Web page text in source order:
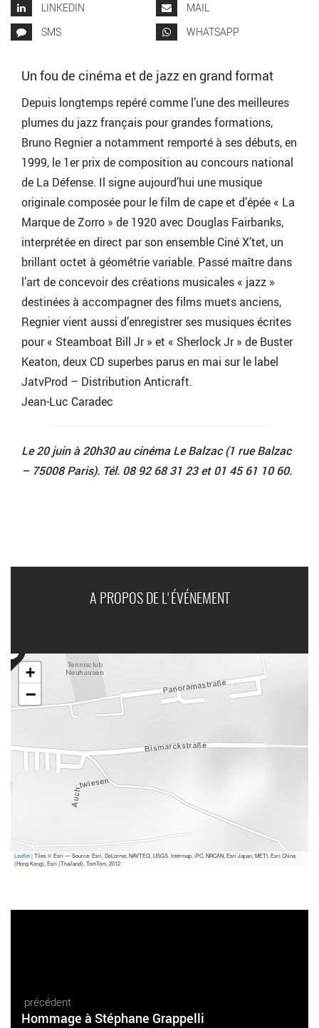
LINKEDIN
MAIL
SMS
WHATSAPP
Un fou de cinéma et de jazz en grand format
Depuis longtemps repéré comme l’une des meilleures
plumes du jazz français pour grandes formations,
Bruno Regnier a notamment remporté à ses débuts, en
1999, le 1er prix de composition au concours national
de La Défense. Il signe aujourd’hui une musique
originale composée pour le film de cape et d’épée « La
Marque de Zorro » de 1920 avec Douglas Fairbanks,
interprétée en direct par son ensemble Ciné X’tet, un
brillant octet à géométrie variable. Passé maître dans
l’art de concevoir des créations musicales « jazz »
destinées à accompagner des films muets anciens,
Regnier vient aussi d’enregistrer ses musiques écrites
pour « Steamboat Bill Jr » et « Sherlock Jr » de Buster
Keaton, deux CD superbes parus en mai sur le label
JatvProd – Distribution Anticraft.
Jean-Luc Caradec
Le 20 juin à 20h30 au cinéma Le Balzac (1 rue Balzac
– 75008 Paris). Tél. 08 92 68 31 23 et 01 45 61 10 60.
A PROPOS DE L'ÉVÉNEMENT
+
−
Leaflet| Tiles © Esri — Source: Esri, DeLorme, NAVTEQ, USGS, Intermap, iPC, NRCAN, Esri Japan, METI, Esri China
(Hong Kong), Esri (Thailand), TomTom, 2012
précédent
Hommage à Stéphane Grappelli